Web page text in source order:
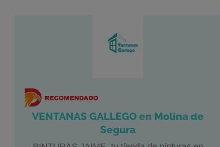
VENTANAS GALLEGO en Molina de
Segura